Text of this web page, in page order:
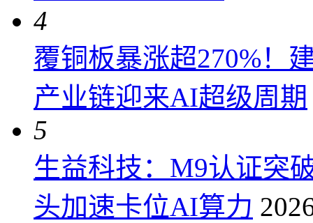
4
覆铜板暴涨超270%！
产业链迎来AI超级周期
5
生益科技：M9认证突
头加速卡位AI算力